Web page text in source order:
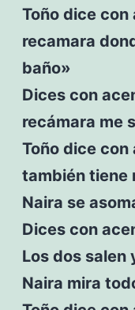
Toño dice con
recamara
baño»
Dices con
recámara me
Toño dice con
también tiene
Naira se
Dices con
Los dos salen
Naira mira